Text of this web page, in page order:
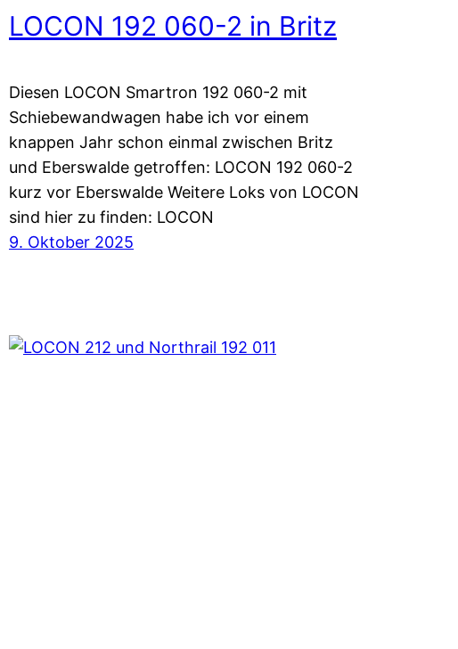
LOCON 192 060-2 in Britz
Diesen LOCON Smartron 192 060-2 mit
Schiebewandwagen habe ich vor einem
knappen Jahr schon einmal zwischen Britz
und Eberswalde getroffen: LOCON 192 060-2
kurz vor Eberswalde Weitere Loks von LOCON
sind hier zu finden: LOCON
9. Oktober 2025